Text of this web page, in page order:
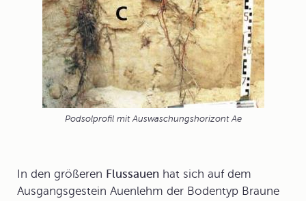
Podsolprofil mit Auswaschungshorizont Ae
In den größeren Flussauen hat sich auf dem
Ausgangsgestein Auenlehm der Bodentyp Braune